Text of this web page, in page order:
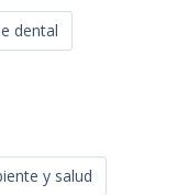
dental
y salud